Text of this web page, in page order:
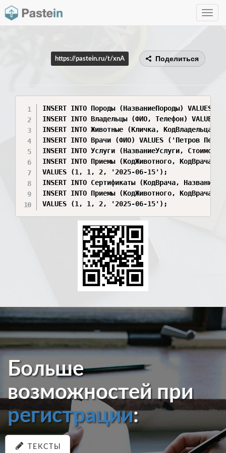
Toggle
https://pastein.ru/t/xnA Поделиться
INSERT INTO Породы (НазваниеПороды)
INSERT INTO Владельцы (ФИО, Телефон)
INSERT INTO Животные (Кличка,
INSERT INTO Врачи (ФИО) VALUES ('Петров
INSERT INTO Услуги (НазваниеУслуги,
INSERT INTO Приемы (КодЖивотного, КодВрача,
VALUES (1, 1, 2, '2025-06-15');
INSERT INTO Сертификаты (КодВрача,
INSERT INTO Приемы (КодЖивотного, КодВрача,
VALUES (1, 1, 2, '2025-06-15');
Больше
возможностей при
регистрации:
ТЕКСТЫ